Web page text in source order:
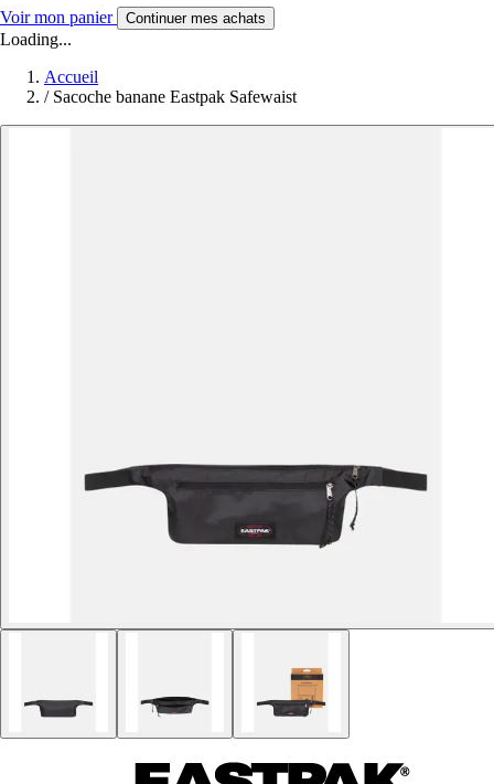
Voir mon panier Continuer mes achats
Loading...
Accueil
/ Sacoche banane Eastpak Safewaist